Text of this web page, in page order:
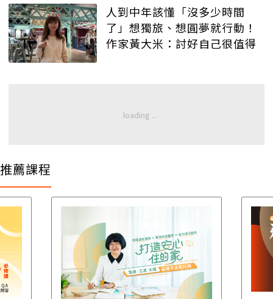
人到中年該懂「沒多少時間
了」想獨旅、想圓夢就行動！
作家黃大米：討好自己很值得
推薦課程